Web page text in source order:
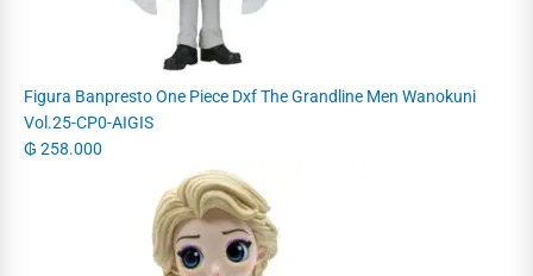
Figura Banpresto One Piece Dxf The Grandline Men Wanokuni
Vol.25-CP0-AIGIS
₲ 258.000